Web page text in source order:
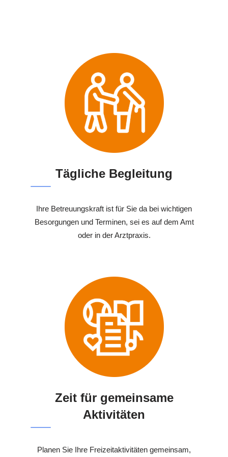
Tägliche Begleitung
Ihre Betreuungskraft ist für Sie da bei wichtigen
Besorgungen und Terminen, sei es auf dem Amt
oder in der Arztpraxis.
Zeit für gemeinsame
Aktivitäten
Planen Sie Ihre Freizeitaktivitäten gemeinsam,